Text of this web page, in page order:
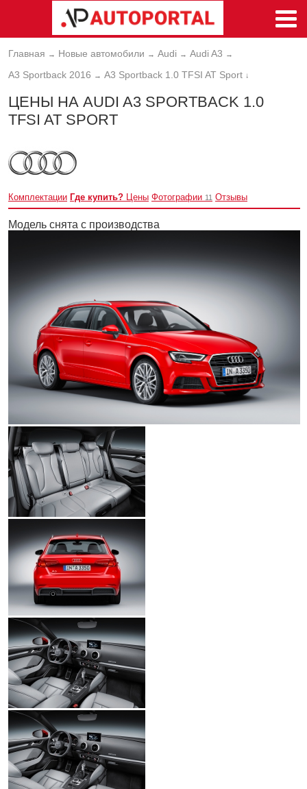
Главная → Новые автомобили → Audi → Audi A3 →
A3 Sportback 2016 → A3 Sportback 1.0 TFSI AT Sport ↓
ЦЕНЫ НА AUDI A3 SPORTBACK 1.0
TFSI AT SPORT
Комплектации Где купить? Цены Фотографии 11 Отзывы
Модель снята с производства